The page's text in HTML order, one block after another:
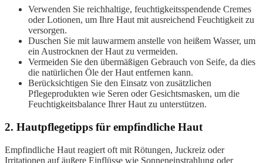
Verwenden Sie reichhaltige, feuchtigkeitsspendende Cremes
oder Lotionen, um Ihre Haut mit ausreichend Feuchtigkeit zu
versorgen.
Duschen Sie mit lauwarmem anstelle von heißem Wasser, um
ein Austrocknen der Haut zu vermeiden.
Vermeiden Sie den übermäßigen Gebrauch von Seife, da dies
die natürlichen Öle der Haut entfernen kann.
Berücksichtigen Sie den Einsatz von zusätzlichen
Pflegeprodukten wie Seren oder Gesichtsmasken, um die
Feuchtigkeitsbalance Ihrer Haut zu unterstützen.
2. Hautpflegetipps für empfindliche Haut
Empfindliche Haut reagiert oft mit Rötungen, Juckreiz oder
Irritationen auf äußere Einflüsse wie Sonneneinstrahlung oder